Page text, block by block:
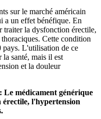
sur le marché américain
a un effet bénéfique. En
traiter la dysfonction érectile,
Cette condition
pays. L'utilisation de ce
la santé, mais il est
et la douleur
Le médicament générique
l'hypertension